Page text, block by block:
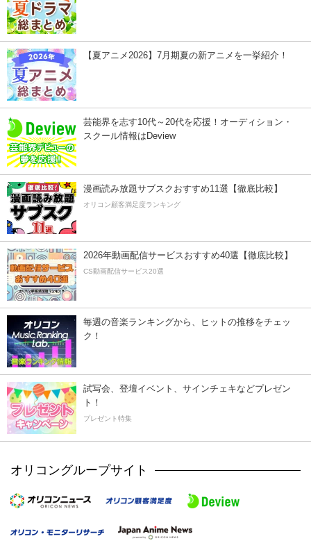
【夏アニメ2026】7月期夏の新アニメを一挙紹介！
芸能界を志す10代～20代を応援！オーディション・
スクール情報はDeview
漫画読み放題サブスクおすすめ11選【徹底比較】
オリコン顧客満足度ランキング
2026年動画配信サービスおすすめ40選【徹底比較】
CS動画配信サービス20選
毎週の音楽ランキングから、ヒットの推移をチェッ
ク！
試写会、登壇イベント、サインチェキなどプレゼン
ト！
プレゼント特集
オリコングループサイト